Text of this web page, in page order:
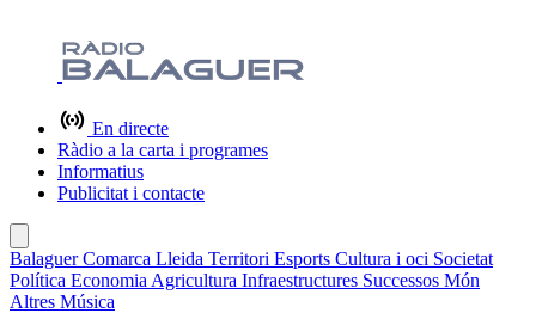
En directe
Ràdio a la carta i programes
Informatius
Publicitat i contacte
BalaguerComarca Lleida Territori Esports Cultura i oci Societat
Política Economia Agricultura Infraestructures Successos Món
Altres Música